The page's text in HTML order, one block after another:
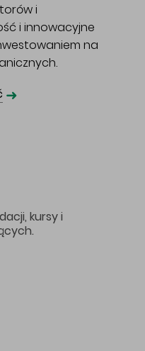
i
i innowacyjne
na
➜
kursy i